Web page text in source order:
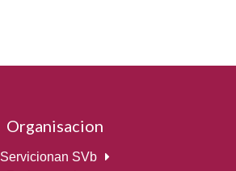
Organisacion
Servicionan SVb